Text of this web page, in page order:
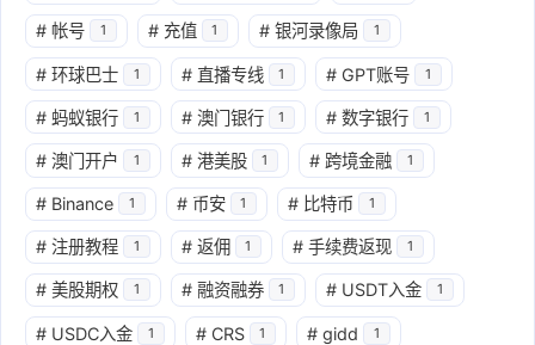
# 帐号 1 # 充值 1 # 银河录像局 1
# 环球巴士 1 # 直播专线 1 # GPT账号 1
# 蚂蚁银行 1 # 澳门银行 1 # 数字银行 1
# 澳门开户 1 # 港美股 1 # 跨境金融 1
# Binance 1 # 币安 1 # 比特币 1
# 注册教程 1 # 返佣 1 # 手续费返现 1
# 美股期权 1 # 融资融券 1 # USDT入金 1
# USDC入金 1 # CRS 1 # gidd 1